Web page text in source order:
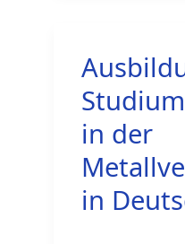
in der
in